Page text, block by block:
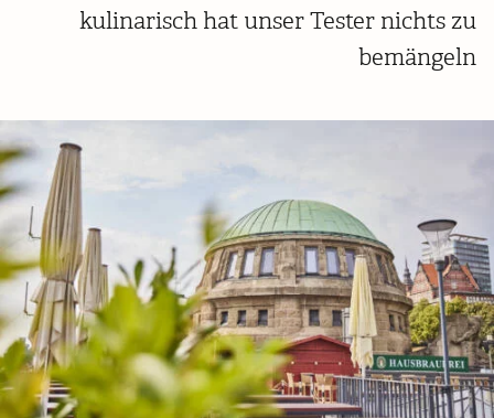
kulinarisch hat unser Tester nichts zu
bemängeln